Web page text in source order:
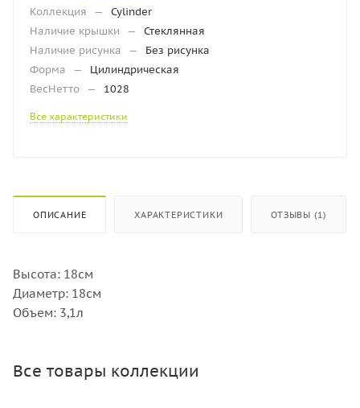
Коллекция
—
Cylinder
Наличие крышки
—
Стеклянная
Наличие рисунка
—
Без рисунка
Форма
—
Цилиндрическая
ВесНетто — 1028
Все характеристики
ОПИСАНИЕ ХАРАКТЕРИСТИКИ ОТЗЫВЫ (1)
Высота: 18см
Диаметр: 18см
Объем: 3,1л
Все товары коллекции